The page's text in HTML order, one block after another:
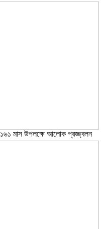
১৬১ মাস উপলক্ষে আলোক প্রজ্জ্বলন